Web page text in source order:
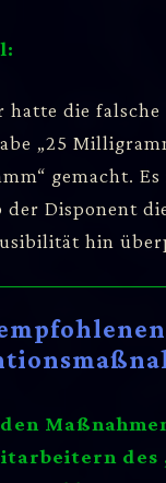
hatte die falsche
„25
gemacht.
Disponent
hin
des